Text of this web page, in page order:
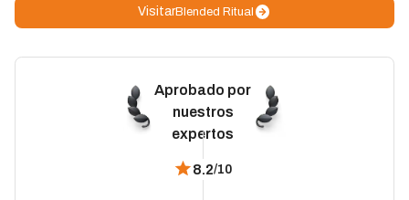
VisitarBlended Ritual
Aprobado por
nuestros
expertos
8.2/10